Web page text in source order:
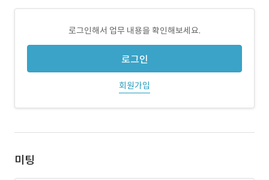
로그인해서 업무 내용을 확인해보세요.
로그인
회원가입
미팅